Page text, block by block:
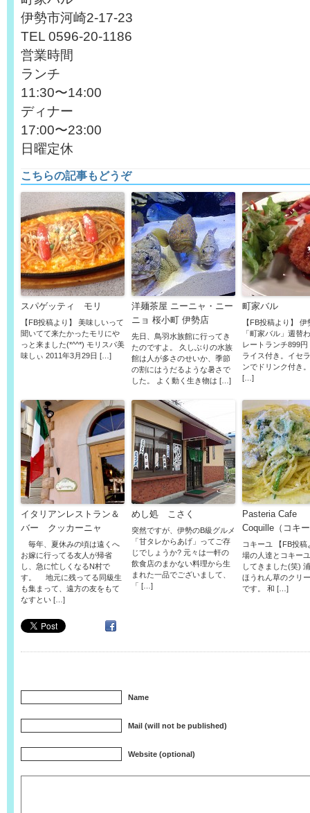
伊勢市河崎2-17-23
TEL 0596-20-1186
営業時間
ランチ
11:30〜14:00
ディナー
17:00〜23:00
日曜定休
こちらの記事もどうぞ
スパゲッティ モリ
【FB投稿より】 美味しいって
聞いてて来たかったモリにや
っと来ました(*^^*) モリスパ美
味しぃ 2011年3月29日 […]
洋麺茶屋 ニーニャ・ニー
ニョ 桜小町 伊勢店
先日、鳥羽水族館に行ってき
たのですよ。 久しぶりの水族
館は人が多さのせいか、季節
の割にはうだるような暑さで
した。 よく動く生き物は […]
町家バル
【FB投稿より】
「町家バル」週替
レートランチ899円
ライス付き。イセ
ンでドリンク付き
[…]
イタリアンレストラン＆
バー クッカーニャ
毎年、夏休みの頃は遠くへ
お嫁に行ってる友人が帰省
し、急に忙しくなるN村で
す。 地元に残ってる同級生
も集まって、遠方の友をもて
なすとい […]
めし処 こさく
突然ですが、伊勢のB級グルメ
「甘タレからあげ」ってご存
じでしょうか? 元々は一軒の
飲食店のまかない料理から生
まれた一品でございまして、
「 […]
Pasteria Cafe
Coquille（コキ
コキーユ 【FB投稿
場の人達とコキー
してきました(笑)
ほうれん草のクリ
です。 和 […]
Name
Mail (will not be published)
Website (optional)